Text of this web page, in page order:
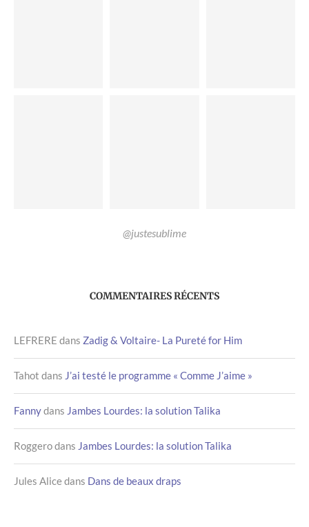
@justesublime
COMMENTAIRES RÉCENTS
LEFRERE dans Zadig & Voltaire- La Pureté for Him
Tahot dans J’ai testé le programme « Comme J’aime »
Fannydans Jambes Lourdes: la solution Talika
Roggerodans Jambes Lourdes: la solution Talika
Jules Alicedans Dans de beaux draps